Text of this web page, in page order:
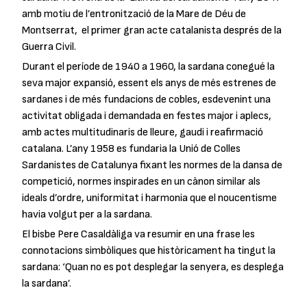
amb motiu de l’entronització de la Mare de Déu de
Montserrat, el primer gran acte catalanista després de la
Guerra Civil.
Durant el període de 1940 a 1960, la sardana conegué la
seva major expansió, essent els anys de més estrenes de
sardanes i de més fundacions de cobles, esdevenint una
activitat obligada i demandada en festes major i aplecs,
amb actes multitudinaris de lleure, gaudi i reafirmació
catalana. L’any 1958 es fundaria la Unió de Colles
Sardanistes de Catalunya fixant les normes de la dansa de
competició, normes inspirades en un cànon similar als
ideals d’ordre, uniformitat i harmonia que el noucentisme
havia volgut per a la sardana.
El bisbe Pere Casaldàliga va resumir en una frase les
connotacions simbòliques que històricament ha tingut la
sardana: ‘Quan no es pot desplegar la senyera, es desplega
la sardana’.